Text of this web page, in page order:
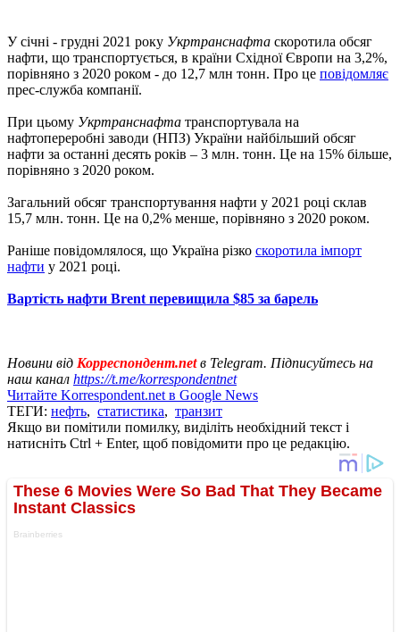
У січні - грудні 2021 року Укртранснафта скоротила обсяг
нафти, що транспортується, в країни Східної Європи на 3,2%,
порівняно з 2020 роком - до 12,7 млн ​​тонн. Про це повідомляє
прес-служба компанії.
При цьому Укртранснафта транспортувала на
нафтопереробні заводи (НПЗ) України найбільший обсяг
нафти за останні десять років – 3 млн. тонн. Це на 15% більше,
порівняно з 2020 роком.
Загальний обсяг транспортування нафти у 2021 році склав
15,7 млн. тонн. Це на 0,2% менше, порівняно з 2020 роком.
Раніше повідомлялося, що Україна різко скоротила імпорт
нафти у 2021 році.
Вартість нафти Brent перевищила $85 за барель
Новини від Корреспондент.netв Telegram. Підписуйтесь на
наш канал https://t.me/korrespondentnet
Читайте Korrespondent.net в Google News
ТЕГИ: нефть, статистика, транзит
Якщо ви помітили помилку, виділіть необхідний текст і
натисніть Ctrl + Enter, щоб повідомити про це редакцію.